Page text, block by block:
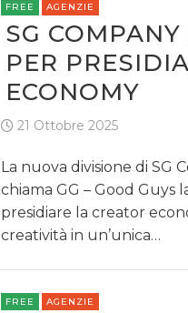
FREE AGENZIE
SG
PER
ECONOMY
21 Ottobre 2025
La nuova divisione di SG
chiama GG – Good Guys
presidiare la creator
creatività in un’unica…
FREE AGENZIE